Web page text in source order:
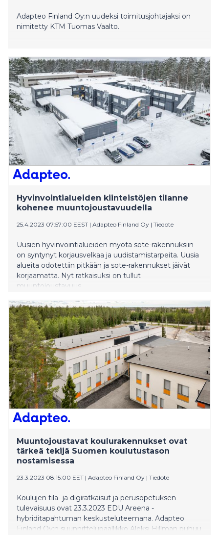
Adapteo Finland Oy:n uudeksi toimitusjohtajaksi on
nimitetty KTM Tuomas Vaalto.
Hyvinvointialueiden kiinteistöjen tilanne
kohenee muuntojoustavuudella
25.4.2023 07:57:00 EEST | Adapteo Finland Oy | Tiedote
Uusien hyvinvointialueiden myötä sote-rakennuksiin
on syntynyt korjausvelkaa ja uudistamistarpeita. Uusia
alueita odotettiin pitkään ja sote-rakennukset jäivät
korjaamatta. Nyt ratkaisuksi on tullut
muuntojoustavuus.
Muuntojoustavat koulurakennukset ovat
tärkeä tekijä Suomen koulutustason
nostamisessa
23.3.2023 08:15:00 EET | Adapteo Finland Oy | Tiedote
Koulujen tila- ja digiratkaisut ja perusopetuksen
tulevaisuus ovat 23.3.2023 EDU Areena -
hybriditapahtuman keskusteluteemana. Adapteo
Finland Oy:n suunnittelupäällikkö Aleksi Hillman puhuu